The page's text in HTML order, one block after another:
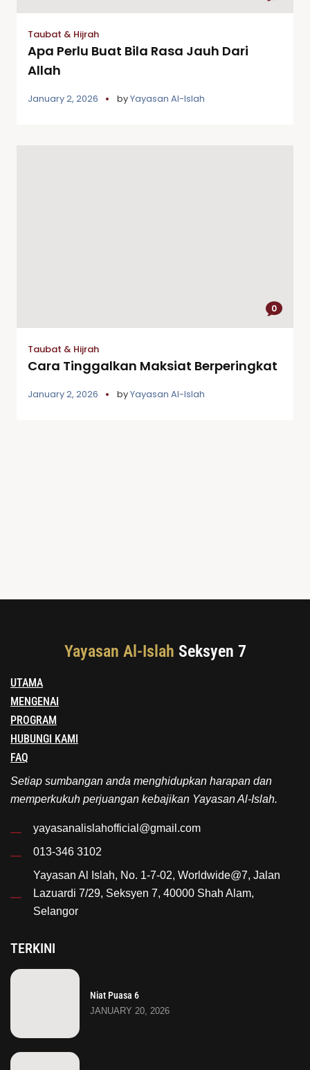
Taubat & Hijrah
Apa Perlu Buat Bila Rasa Jauh Dari
Allah
January 2, 2026 byYayasan Al-Islah
0
Taubat & Hijrah
Cara Tinggalkan Maksiat Berperingkat
January 2, 2026 byYayasan Al-Islah
Yayasan Al-Islah Seksyen 7
UTAMA
MENGENAI
PROGRAM
HUBUNGI KAMI
FAQ
Setiap sumbangan anda menghidupkan harapan dan
memperkukuh perjuangan kebajikan Yayasan Al-Islah.
yayasanalislahofficial@gmail.com
013-346 3102
Yayasan Al Islah, No. 1-7-02, Worldwide@7, Jalan
Lazuardi 7/29, Seksyen 7, 40000 Shah Alam,
Selangor
TERKINI
Niat Puasa 6
JANUARY 20, 2026